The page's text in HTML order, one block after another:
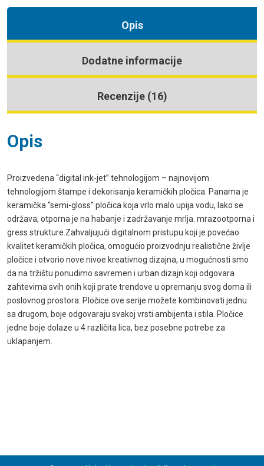
Opis
Dodatne informacije
Recenzije (16)
Opis
Proizvedena “digital ink-jet” tehnologijom – najnovijom
tehnologijom štampe i dekorisanja keramičkih pločica. Panama je
keramička “semi-gloss” pločica koja vrlo malo upija vodu, lako se
održava, otporna je na habanje i zadržavanje mrlja. mrazootporna i
gress strukture.Zahvaljujući digitalnom pristupu koji je povećao
kvalitet keramičkih pločica, omogućio proizvodnju realistične življe
pločice i otvorio nove nivoe kreativnog dizajna, u mogućnosti smo
da na tržištu ponudimo savremen i urban dizajn koji odgovara
zahtevima svih onih koji prate trendove u opremanju svog doma ili
poslovnog prostora. Pločice ove serije možete kombinovati jednu
sa drugom, boje odgovaraju svakoj vrsti ambijenta i stila. Pločice
jedne boje dolaze u 4 različita lica, bez posebne potrebe za
uklapanjem.